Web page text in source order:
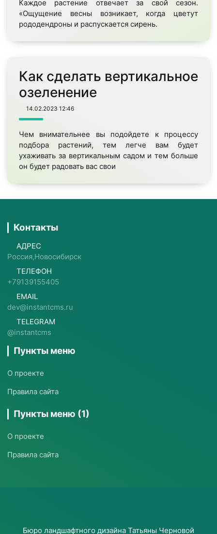
Каждое растение отвечает за свой сезон.
«Ощущение весны возникает, когда цветут
рододендроны и распускается сирень.
Как сделать вертикальное
озеленение
14.02.2023 12:46
Чем внимательнее вы подойдете к процессу
подбора растений, тем легче вам будет
ухаживать за вертикальным садом и тем больше
он будет радовать вас свои
Контакты
АДРЕС
Россия,Новосибирск
ТЕЛЕФОН
+79139155405
EMAIL
dev@instantcms.ru
TELEGRAM
@instantcms
Пункты меню
О проекте
Правила сайта
Пункты меню (1)
О проекте
Правила сайта
Бюро ландшафтного дизайна Татьяны Черновой